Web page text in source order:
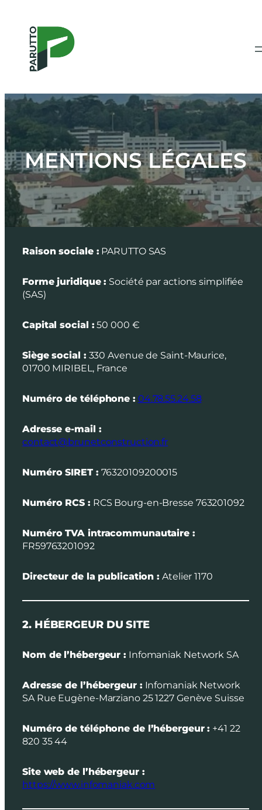
contenu
MENTIONS LÉGALES
Raison sociale : PARUTTO SAS
Forme juridique : Société par actions simplifiée
(SAS)
Capital social : 50 000 €
Siège social : 330 Avenue de Saint-Maurice,
01700 MIRIBEL, France
Numéro de téléphone : 04.78.55.24.58
Adresse e-mail :
contact@brunetconstruction.fr
Numéro SIRET : 76320109200015
Numéro RCS : RCS Bourg-en-Bresse 763201092
Numéro TVA intracommunautaire :
FR59763201092
Directeur de la publication : Atelier 1170
2. HÉBERGEUR DU SITE
Nom de l’hébergeur : Infomaniak Network SA
Adresse de l’hébergeur : Infomaniak Network
SA Rue Eugène-Marziano 25 1227 Genève Suisse
Numéro de téléphone de l’hébergeur : +41 22
820 35 44
Site web de l’hébergeur :
https://www.infomaniak.com